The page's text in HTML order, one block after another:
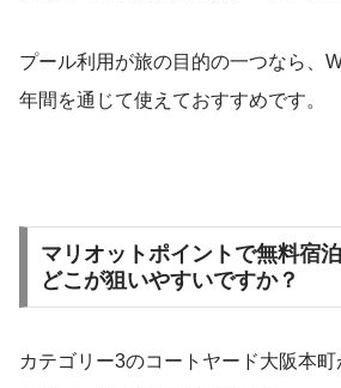
プール利用が旅の目的の一つなら、
年間を通じて使えておすすめです。
マリオットポイントで無料宿
どこが狙いやすいですか？
カテゴリー3のコートヤード大阪本